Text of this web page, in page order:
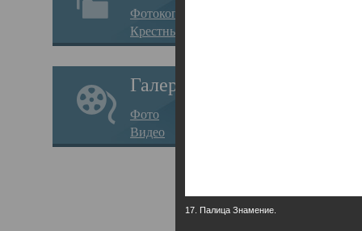
Фотокопии дел
Крестные ходы
Галерея
Фото
Видео
17. Палица Знамение.